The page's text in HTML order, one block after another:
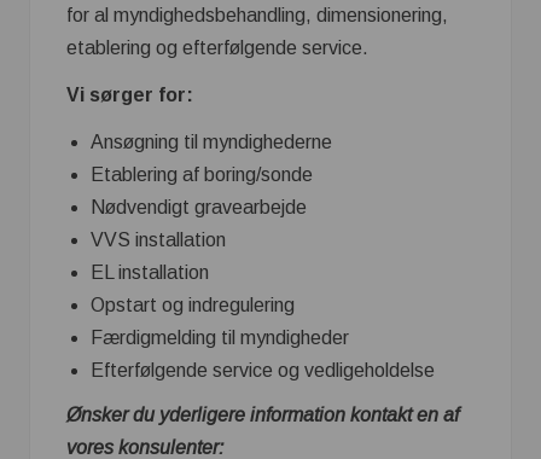
for al myndighedsbehandling, dimensionering,
etablering og efterfølgende service.
Vi sørger for:
Ansøgning til myndighederne
Etablering af boring/sonde
Nødvendigt gravearbejde
VVS installation
EL installation
Opstart og indregulering
Færdigmelding til myndigheder
Efterfølgende service og vedligeholdelse
Ønsker du yderligere information kontakt en af
vores konsulenter: